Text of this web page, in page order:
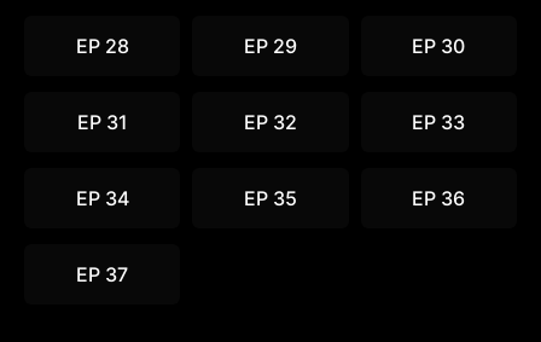
EP 28 EP 29 EP 30
EP 31 EP 32 EP 33
EP 34 EP 35 EP 36
EP 37